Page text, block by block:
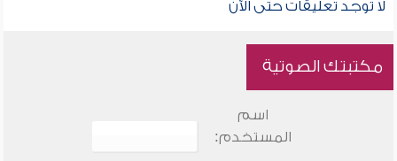
لا توجد تعليقات حتى الآن
مكتبتك الصوتية
اسم
المستخدم: